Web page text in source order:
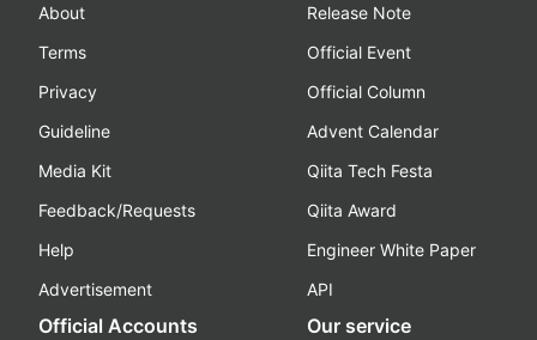
About
Terms
Privacy
Guideline
Media Kit
Feedback/Requests
Help
Advertisement
Release Note
Official Event
Official Column
Advent Calendar
Qiita Tech Festa
Qiita Award
Engineer White Paper
API
Official Accounts Our service